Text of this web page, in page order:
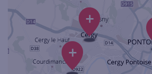
Rechercher
+
+